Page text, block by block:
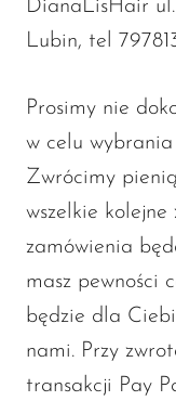
DianaLisHair
Lubin, tel
Prosimy nie
w celu
Zwrócimy
wszelkie
zamówienia
masz pewności
będzie dla
nami. Przy
transakcji Pay